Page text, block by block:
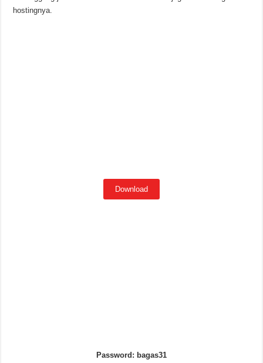
hostingnya.
Download
Password: bagas31